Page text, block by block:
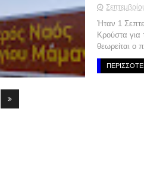
Ήταν 1
Κρούστα για
θεωρείται ο